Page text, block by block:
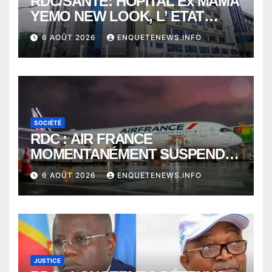
YEMO NEW LOOK, L’ ETAT
PERD LE CONTROLE
6 AOÛT 2026 ENQUETENEWS.INFO
SOCIÉTÉ
RDC : AIR FRANCE
MOMENTANÉMENT SUSPENDU
ENTRE KINSHASA ET PARIS ?
6 AOÛT 2026 ENQUETENEWS.INFO
JUSTICE